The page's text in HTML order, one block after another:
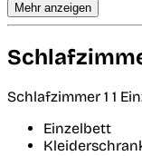
Mehr anzeigen
Schlafzimmer 1 1
Einzelbett